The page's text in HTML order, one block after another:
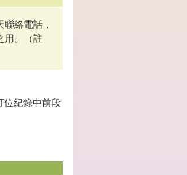
絡電話，
用。（註
位紀錄中前段